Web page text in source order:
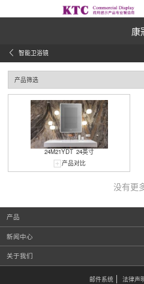
智能卫浴镜
产品筛选
24M21YDT 24英寸
产品对比
没有更
产品
新闻中心
关于我们
邮件系统 法律声